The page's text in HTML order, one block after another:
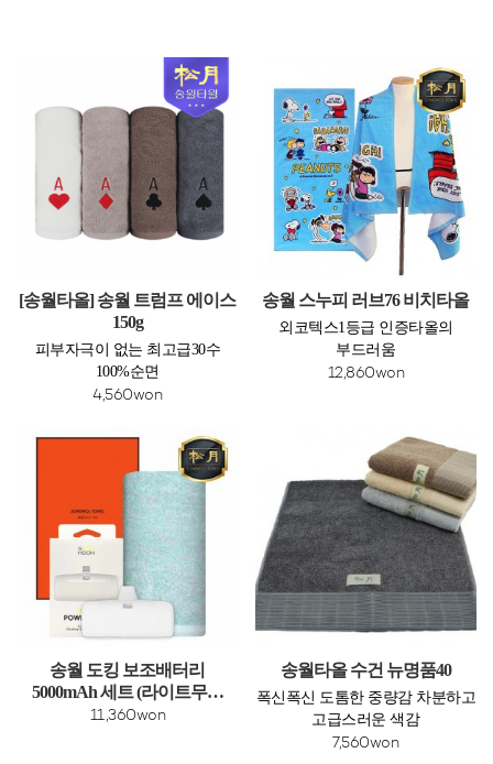
[송월타올] 송월 트럼프 에이스
150g
피부자극이 없는 최고급30수
100%순면
4,560won
송월 스누피 러브76 비치타올
외코텍스1등급 인증타올의
부드러움
12,860won
송월 도킹 보조배터리
5000mAh 세트 (라이트무지
타올 1매 + 도킹보조배터리
11,360won
송월타올 수건 뉴명품40
폭신폭신 도톰한 중량감 차분하고
고급스러운 색감
7,560won